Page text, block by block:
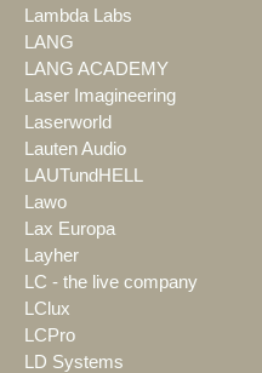
Lambda Labs
LANG
LANG ACADEMY
Laser Imagineering
Laserworld
Lauten Audio
LAUTundHELL
Lawo
Lax Europa
Layher
LC - the live company
LClux
LCPro
LD Systems